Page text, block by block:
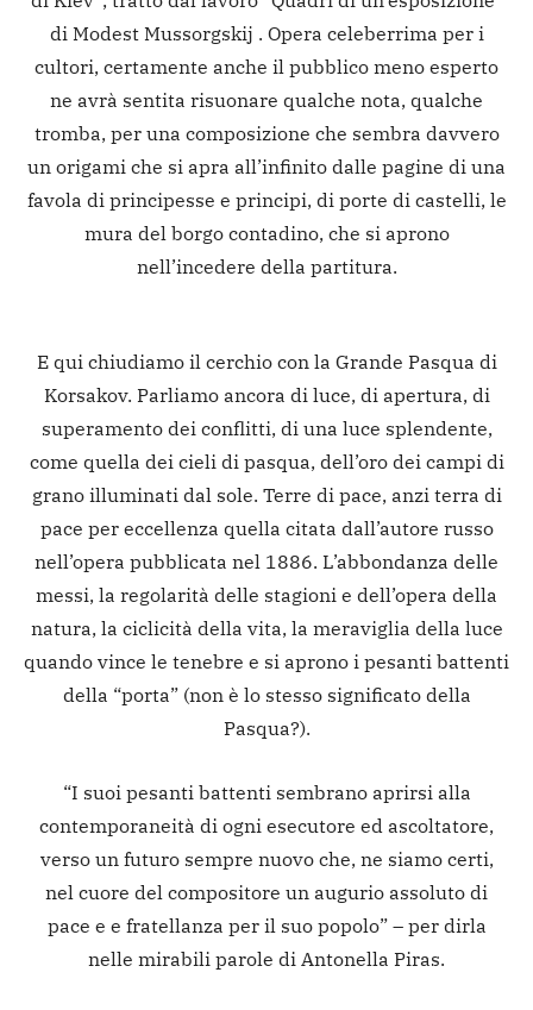
di Modest Mussorgskij . Opera celeberrima per i
cultori, certamente anche il pubblico meno esperto
ne avrà sentita risuonare qualche nota, qualche
tromba, per una composizione che sembra davvero
un origami che si apra all’infinito dalle pagine di una
favola di principesse e principi, di porte di castelli, le
mura del borgo contadino, che si aprono
nell’incedere della partitura.
E qui chiudiamo il cerchio con la Grande Pasqua di
Korsakov. Parliamo ancora di luce, di apertura, di
superamento dei conflitti, di una luce splendente,
come quella dei cieli di pasqua, dell’oro dei campi di
grano illuminati dal sole. Terre di pace, anzi terra di
pace per eccellenza quella citata dall’autore russo
nell’opera pubblicata nel 1886. L’abbondanza delle
messi, la regolarità delle stagioni e dell’opera della
natura, la ciclicità della vita, la meraviglia della luce
quando vince le tenebre e si aprono i pesanti battenti
della “porta” (non è lo stesso significato della
Pasqua?).
“I suoi pesanti battenti sembrano aprirsi alla
contemporaneità di ogni esecutore ed ascoltatore,
verso un futuro sempre nuovo che, ne siamo certi,
nel cuore del compositore un augurio assoluto di
pace e e fratellanza per il suo popolo” – per dirla
nelle mirabili parole di Antonella Piras.